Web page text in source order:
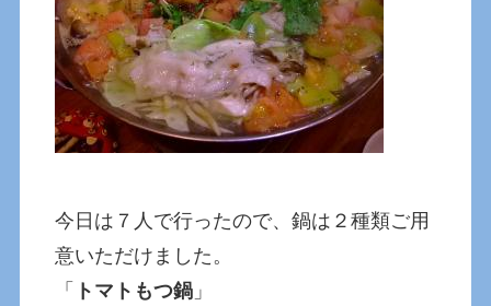
今日は７人で行ったので、鍋は２種類ご用
意いただけました。
「
トマトもつ鍋 」